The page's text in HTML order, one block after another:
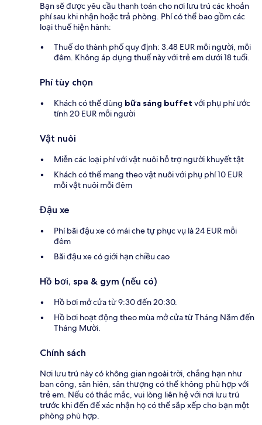
Bạn sẽ được yêu cầu thanh toán cho nơi lưu trú các khoản
phí sau khi nhận hoặc trả phòng. Phí có thể bao gồm các
loại thuế hiện hành:
Thuế do thành phố quy định: 3.48 EUR mỗi người, mỗi
đêm. Không áp dụng thuế này với trẻ em dưới 18 tuổi.
Phí tùy chọn
Khách có thể dùng bữa sáng buffet với phụ phí ước
tính 20 EUR mỗi người
Vật nuôi
Miễn các loại phí với vật nuôi hỗ trợ người khuyết tật
Khách có thể mang theo vật nuôi với phụ phí 10 EUR
mỗi vật nuôi mỗi đêm
Đậu xe
Phí bãi đậu xe có mái che tự phục vụ là 24 EUR mỗi
đêm
Bãi đậu xe có giới hạn chiều cao
Hồ bơi, spa & gym (nếu có)
Hồ bơi mở cửa từ 9:30 đến 20:30.
Hồ bơi hoạt động theo mùa mở cửa từ Tháng Năm đến
Tháng Mười.
Chính sách
Nơi lưu trú này có không gian ngoài trời, chẳng hạn như
ban công, sân hiên, sân thượng có thể không phù hợp với
trẻ em. Nếu có thắc mắc, vui lòng liên hệ với nơi lưu trú
trước khi đến để xác nhận họ có thể sắp xếp cho bạn một
phòng phù hợp.